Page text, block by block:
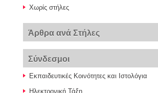
Χωρίς στήλες
Άρθρα ανά Στήλες
Σύνδεσμοι
Εκπαιδευτικές Κοινότητες και Ιστολόγια
Ηλεκτρονική Τάξη